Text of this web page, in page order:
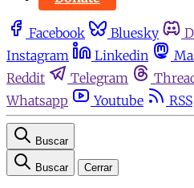
Facebook Bluesky
Instagram
Linkedin
Reddit
Telegram
Whatsapp
Youtube RSS
Buscar
Buscar Cerrar